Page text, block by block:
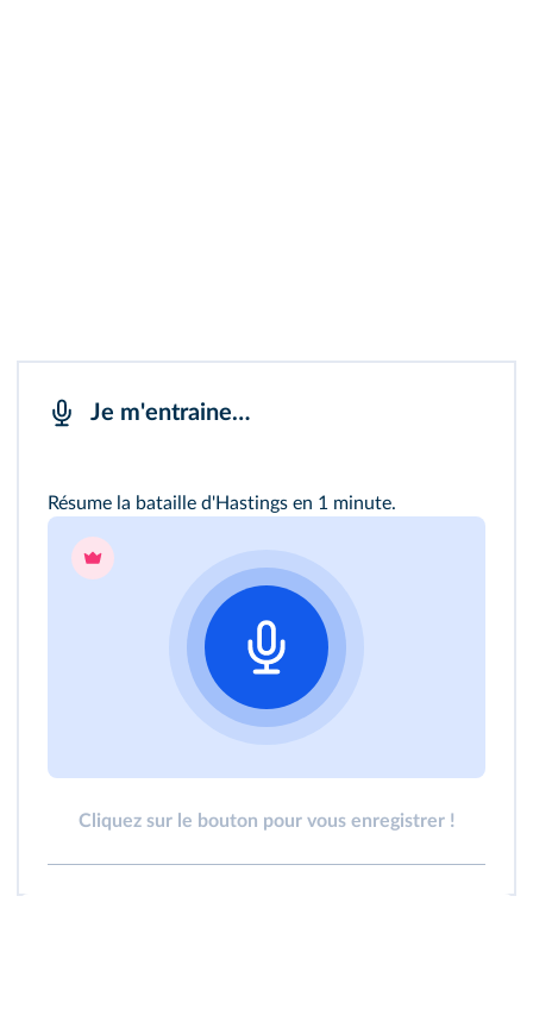
Je m'entraine…
Résume la bataille d'Hastings en 1 minute.
Cliquez sur le bouton pour vous enregistrer !